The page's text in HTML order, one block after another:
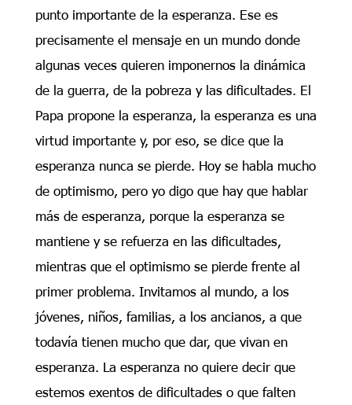
punto importante de la esperanza. Ese es
precisamente el mensaje en un mundo donde
algunas veces quieren imponernos la dinámica
de la guerra, de la pobreza y las dificultades. El
Papa propone la esperanza, la esperanza es una
virtud importante y, por eso, se dice que la
esperanza nunca se pierde. Hoy se habla mucho
de optimismo, pero yo digo que hay que hablar
más de esperanza, porque la esperanza se
mantiene y se refuerza en las dificultades,
mientras que el optimismo se pierde frente al
primer problema. Invitamos al mundo, a los
jóvenes, niños, familias, a los ancianos, a que
todavía tienen mucho que dar, que vivan en
esperanza. La esperanza no quiere decir que
estemos exentos de dificultades o que falten